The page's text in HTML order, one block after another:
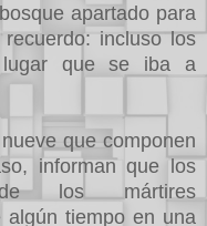
apartado para
incluso los
que se iba a
que componen
informan que los
de los mártires
algún tiempo en una